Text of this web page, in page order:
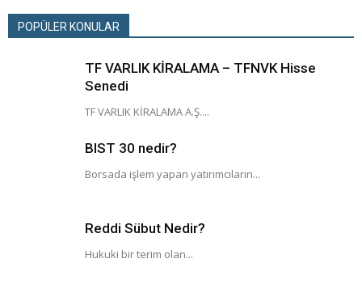
POPÜLER KONULAR
TF VARLIK KİRALAMA – TFNVK Hisse
Senedi
TF VARLIK KİRALAMA A.Ş....
BIST 30 nedir?
Borsada işlem yapan yatırımcıların...
Reddi Sübut Nedir?
Hukuki bir terim olan...